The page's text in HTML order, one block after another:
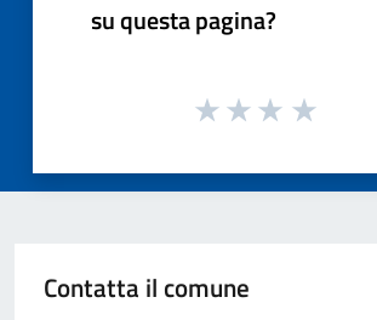
su questa pagina?
Contatta il comune